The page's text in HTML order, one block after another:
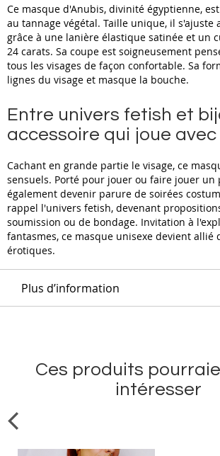
Ce masque d'Anubis, divinité égyptienne,
au tannage végétal. Taille unique, il s'ajuste
grâce à une lanière élastique satinée et un
24 carats. Sa coupe est soigneusement
tous les visages de façon confortable. Sa
lignes du visage et masque la bouche.
Entre univers fetish et
accessoire qui joue
Cachant en grande partie le visage, ce
sensuels. Porté pour jouer ou faire jouer un
également devenir parure de soirées
rappel l'univers fetish, devenant
soumission ou de bondage. Invitation à
fantasmes, ce masque unisexe devient allié
érotiques.
Plus d’information
Ces produits
intéresser